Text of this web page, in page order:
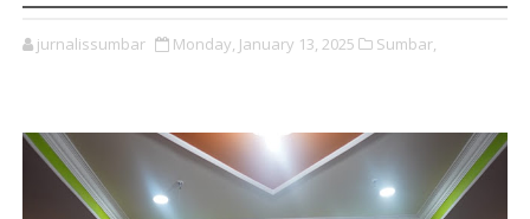
jurnalissumbar Monday, January 13, 2025 Sumbar,